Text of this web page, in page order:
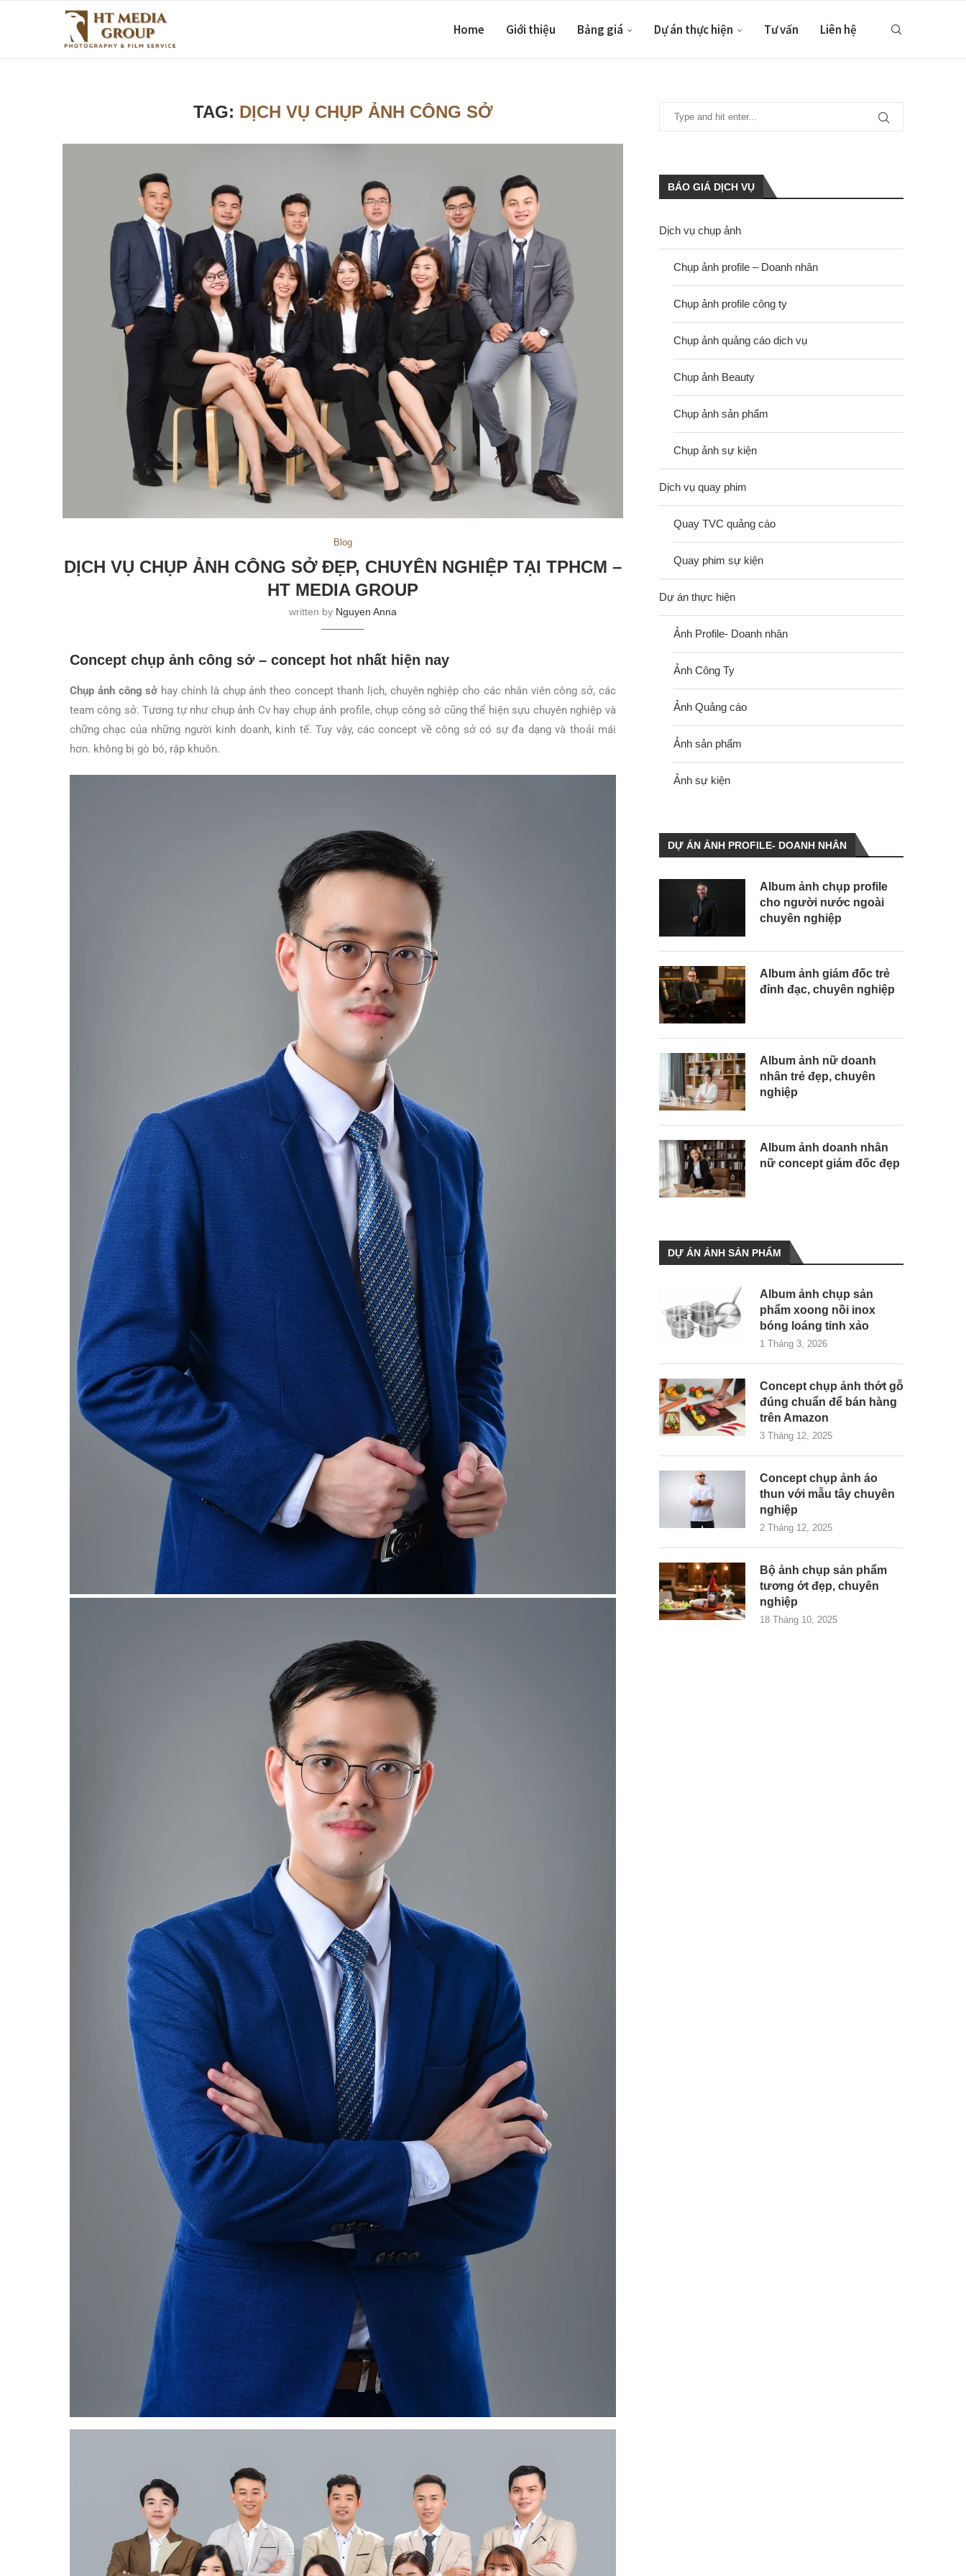
Home Giới thiệu Bảng giá Dự án thực hiện Tư vấn Liên hệ
TAG: DỊCH VỤ CHỤP ẢNH CÔNG SỞ
Blog
DỊCH VỤ CHỤP ẢNH CÔNG SỞ ĐẸP, CHUYÊN NGHIỆP TẠI TPHCM –
HT MEDIA GROUP
written by Nguyen Anna
Concept chụp ảnh công sở – concept hot nhất hiện nay
Chụp ảnh công sở hay chính là chụp ảnh theo concept thanh lịch, chuyên nghiệp cho các nhân viên công sở, các
team công sở. Tương tự như chụp ảnh Cv hay chụp ảnh profile, chụp công sở cũng thể hiện sựu chuyên nghiệp và
chững chạc của những người kinh doanh, kinh tế. Tuy vậy, các concept về công sở có sự đa dạng và thoải mái
hơn. không bị gò bó, rập khuôn.
BÁO GIÁ DỊCH VỤ
Dịch vụ chụp ảnh
Chụp ảnh profile – Doanh nhân
Chụp ảnh profile công ty
Chụp ảnh quảng cáo dịch vụ
Chụp ảnh Beauty
Chụp ảnh sản phẩm
Chụp ảnh sự kiện
Dịch vụ quay phim
Quay TVC quảng cáo
Quay phim sự kiện
Dự án thực hiện
Ảnh Profile- Doanh nhân
Ảnh Công Ty
Ảnh Quảng cáo
Ảnh sản phẩm
Ảnh sự kiện
DỰ ÁN ẢNH PROFILE- DOANH NHÂN
Album ảnh chụp profile
cho người nước ngoài
chuyên nghiệp
Album ảnh giám đốc trẻ
đỉnh đạc, chuyên nghiệp
Album ảnh nữ doanh
nhân trẻ đẹp, chuyên
nghiệp
Album ảnh doanh nhân
nữ concept giám đốc đẹp
DỰ ÁN ẢNH SẢN PHẨM
Album ảnh chụp sản
phẩm xoong nồi inox
bóng loáng tinh xảo
1 Tháng 3, 2026
Concept chụp ảnh thớt gỗ
đúng chuẩn để bán hàng
trên Amazon
3 Tháng 12, 2025
Concept chụp ảnh áo
thun với mẫu tây chuyên
nghiệp
2 Tháng 12, 2025
Bộ ảnh chụp sản phẩm
tương ớt đẹp, chuyên
nghiệp
18 Tháng 10, 2025